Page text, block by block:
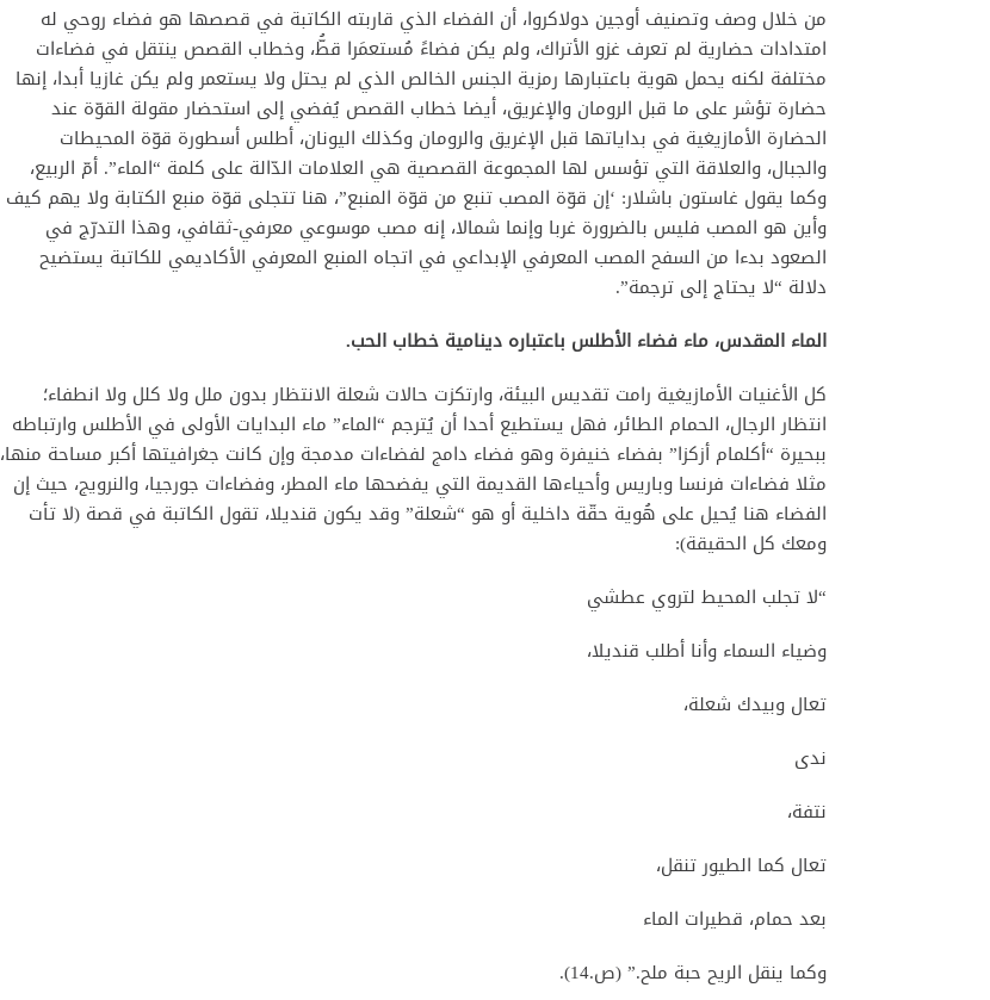
من خلال وصف وتصنيف أوجين دولاكروا، أن الفضاء الذي قاربته الكاتبة في قصصها هو فضاء روحي له
امتدادات حضارية لم تعرف غزو الأتراك، ولم يكن فضاءً مُستعمَرا قطُّ، وخطاب القصص ينتقل في فضاءات
مختلفة لكنه يحمل هوية باعتبارها رمزية الجنس الخالص الذي لم يحتل ولا يستعمر ولم يكن غازيا أبدا، إنها
حضارة تؤشر على ما قبل الرومان والإغريق، أيضا خطاب القصص يُفضي إلى استحضار مقولة القوّة عند
الحضارة الأمازيغية في بداياتها قبل الإغريق والرومان وكذلك اليونان، أطلس أسطورة قوّة المحيطات
والجبال، والعلاقة التي تؤسس لها المجموعة القصصية هي العلامات الدّالة على كلمة “الماء”. أمّ الربيع،
وكما يقول غاستون باشلار: ‘إن قوّة المصب تنبع من قوّة المنبع”، هنا تتجلى قوّة منبع الكتابة ولا يهم كيف
وأين هو المصب فليس بالضرورة غربا وإنما شمالا، إنه مصب موسوعي معرفي-ثقافي، وهذا التدرّج في
الصعود بدءا من السفح المصب المعرفي الإبداعي في اتجاه المنبع المعرفي الأكاديمي للكاتبة يستضيح
دلالة “لا يحتاج إلى ترجمة”.
الماء المقدس، ماء فضاء الأطلس باعتباره دينامية خطاب الحب.
كل الأغنيات الأمازيغية رامت تقديس البيئة، وارتكزت حالات شعلة الانتظار بدون ملل ولا كلل ولا انطفاء؛
انتظار الرجال، الحمام الطائر، فهل يستطيع أحدا أن يُترجم “الماء” ماء البدايات الأولى في الأطلس وارتباطه
ببحيرة “أكلمام أزكزا” بفضاء خنيفرة وهو فضاء دامج لفضاءات مدمجة وإن كانت جغرافيتها أكبر مساحة منها،
مثلا فضاءات فرنسا وباريس وأحياءها القديمة التي يفضحها ماء المطر، وفضاءات جورجيا، والنرويج، حيث إن
الفضاء هنا يُحيل على هُوية حقّة داخلية أو هو “شعلة” وقد يكون قنديلا، تقول الكاتبة في قصة (لا تأت
ومعك كل الحقيقة):
“لا تجلب المحيط لتروي عطشي
وضياء السماء وأنا أطلب قنديلا،
تعال وبيدك شعلة،
ندى
نتفة،
تعال كما الطيور تنقل،
بعد حمام، قطيرات الماء
وكما ينقل الريح حبة ملح.” (ص.14).